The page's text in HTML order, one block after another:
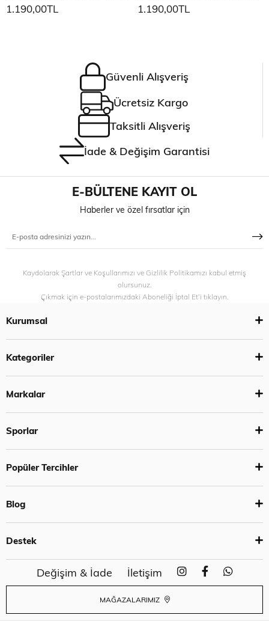
1.190,00TL 1.190,00TL
Güvenli Alışveriş
Ücretsiz Kargo
Taksitli Alışveriş
İade & Değişim Garantisi
E-BÜLTENE KAYIT OL
Haberler ve özel fırsatlar için
Kaydolarak Şartlar ve Koşullarımızı ve Gizlilik Politikamızı kabul etmiş
olursunuz.
Çıkmak için e-postalarımızdaki Aboneliği İptal Et’i tıklayın.
Kurumsal
Kategoriler
Markalar
Sporlar
Popüler Tercihler
Blog
Destek
Değişim & İade İletişim
MAĞAZALARIMIZ